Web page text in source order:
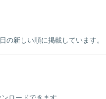
の新しい順に掲載しています。